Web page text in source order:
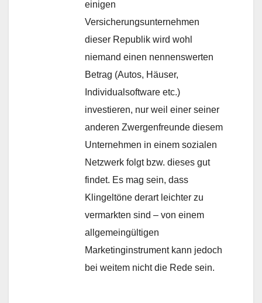
einigen
Versicherungsunternehmen
dieser Republik wird wohl
niemand einen nennenswerten
Betrag (Autos, Häuser,
Individualsoftware etc.)
investieren, nur weil einer seiner
anderen Zwergenfreunde diesem
Unternehmen in einem sozialen
Netzwerk folgt bzw. dieses gut
findet. Es mag sein, dass
Klingeltöne derart leichter zu
vermarkten sind – von einem
allgemeingültigen
Marketinginstrument kann jedoch
bei weitem nicht die Rede sein.